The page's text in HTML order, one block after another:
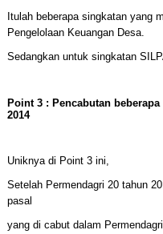
Itulah beberapa singkatan yang
Pengelolaan Keuangan Desa.
Sedangkan untuk singkatan
Point 3 : Pencabutan
2014
Uniknya di Point 3 ini,
Setelah Permendagri 20 tahun
pasal
yang di cabut dalam